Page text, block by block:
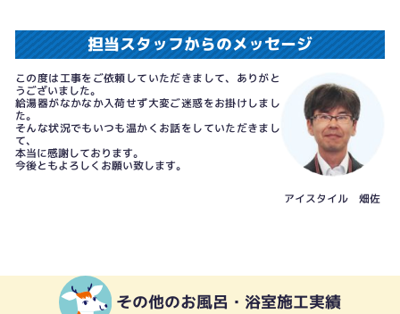
担当スタッフからのメッセージ
この度は工事をご依頼していただきまして、ありがと
うございました。
給湯器がなかなか入荷せず大変ご迷惑をお掛けしまし
た。
そんな状況でもいつも温かくお話をしていただきまし
て、
本当に感謝しております。
今後ともよろしくお願い致します。
アイスタイル 畑佐
その他のお風呂・浴室施工実績